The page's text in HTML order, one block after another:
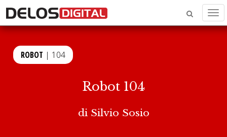
ROBOT | 104
Robot 104
di Silvio Sosio